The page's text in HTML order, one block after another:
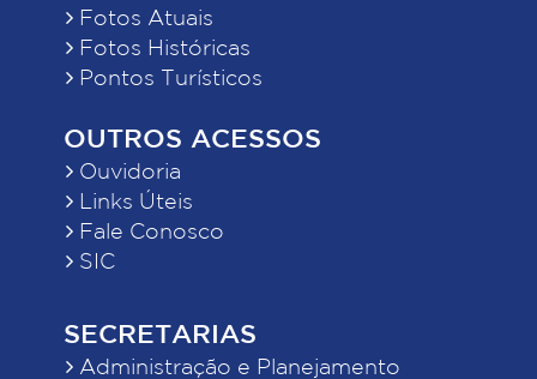
Fotos Atuais
Fotos Históricas
Pontos Turísticos
OUTROS ACESSOS
Ouvidoria
Links Úteis
Fale Conosco
SIC
SECRETARIAS
Administração e Planejamento